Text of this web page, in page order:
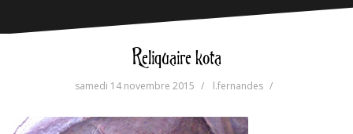
Reliquaire kota
samedi 14 novembre 2015 l.fernandes